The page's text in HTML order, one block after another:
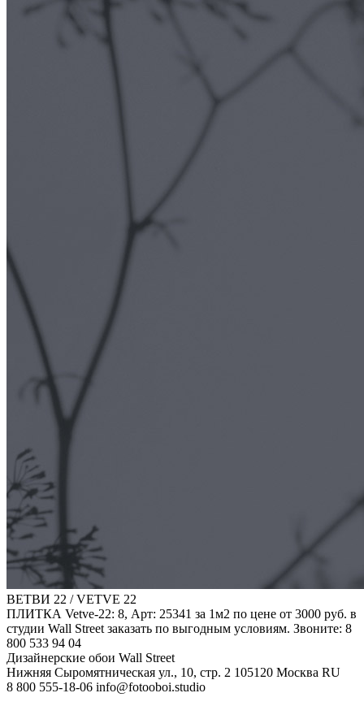
ВЕТВИ 22 / VETVE 22
ПЛИТКА Vetve-22: 8, Арт: 25341 за 1м2 по цене от 3000 руб. в
студии Wall Street заказать по выгодным условиям. Звоните: 8
800 533 94 04
Дизайнерские обои Wall Street
Нижняя Сыромятническая ул., 10, стр. 2 105120 Москва RU
8 800 555-18-06 info@fotooboi.studio